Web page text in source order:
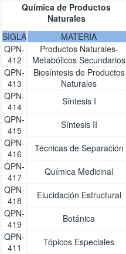
Química de Productos
Naturales
SIGLA
MATERIA
QPN-
412
Productos Naturales-
Metabólicos Secundarios
QPN-
413
Biosíntesis de Productos
Naturales
QPN-
414
Síntesis I
QPN-
415
Síntesis II
QPN-
416
Técnicas de Separación
QPN-
417
Química Medicinal
QPN-
418
Elucidación Estructural
QPN-
419
Botánica
QPN-
411
Tópicos Especiales